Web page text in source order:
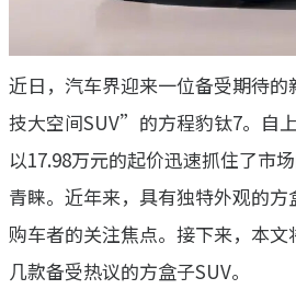
近日，汽车界迎来一位备受期待
技大空间SUV”的方程豹钛7。自
以17.98万元的起价迅速抓住了市
青睐。近年来，具有独特外观的
购车者的关注焦点。接下来，本
几款备受热议的方盒子SUV。